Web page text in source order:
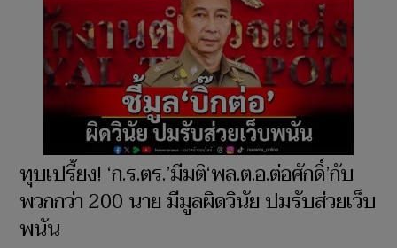
ทุบเปรี้ยง! ‘ก.ร.ตร.’มีมติ‘พล.ต.อ.ต่อศักดิ์’กับ
พวกกว่า 200 นาย มีมูลผิดวินัย ปมรับส่วยเว็บ
พนัน